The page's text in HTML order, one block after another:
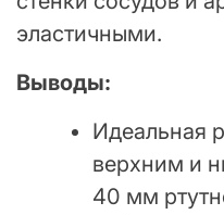
эластичными.
Выводы:
Идеальная
верхним и
40 мм